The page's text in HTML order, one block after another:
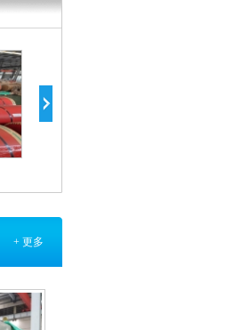
+ 更多